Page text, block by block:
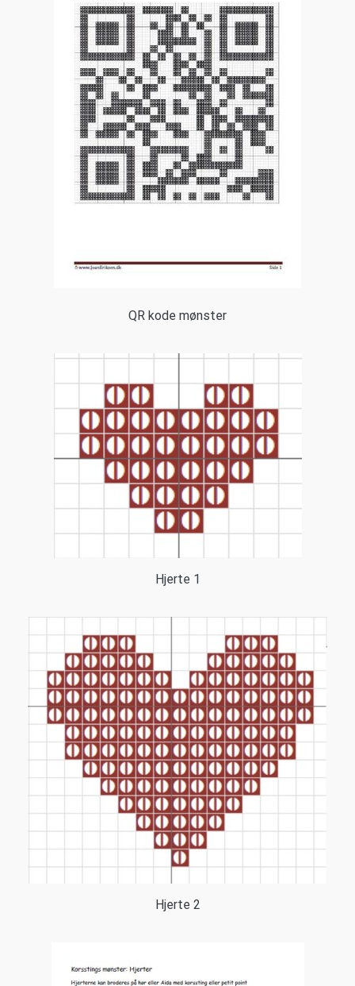
QR kode mønster
Hjerte 1
Hjerte 2